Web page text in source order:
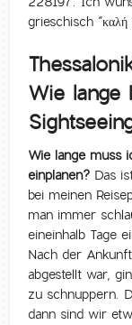
grieschisch “καλή
Wie lange
Wie lange muss
einplanen? Das
bei meinen
man immer
eineinhalb Tage
Nach der
abgestellt war,
zu schnuppern.
dann sind wir